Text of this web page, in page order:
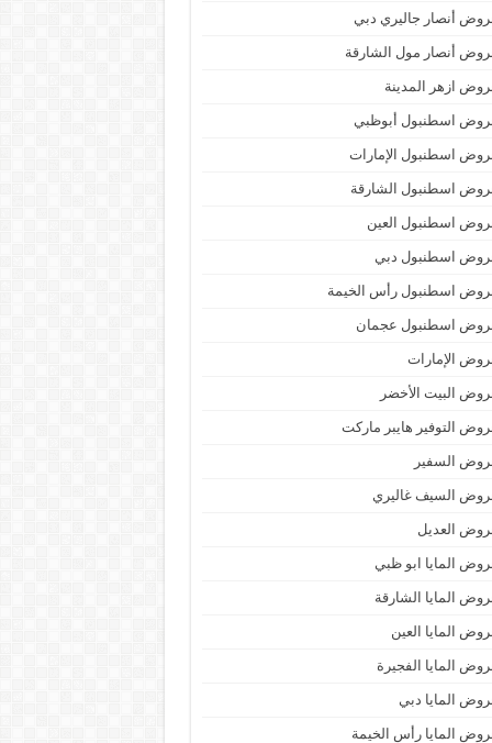
أنصار جاليري دبي
أنصار مول الشارقة
ازهر المدينة
اسطنبول أبوظبي
اسطنبول الإمارات
اسطنبول الشارقة
اسطنبول العين
اسطنبول دبي
اسطنبول رأس الخيمة
اسطنبول عجمان
الإمارات
البيت الأخضر
التوفير هايبر ماركت
السفير
السيف غاليري
العديل
المايا ابو ظبي
المايا الشارقة
المايا العين
المايا الفجيرة
المايا دبي
المايا رأس الخيمة